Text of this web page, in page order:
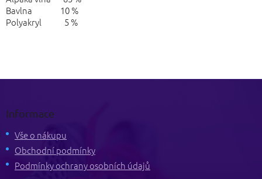
Bavlna 10 %
Polyakryl 5 %
Informace
Vše o nákupu
Obchodní podmínky
Podmínky ochrany osobních údajů